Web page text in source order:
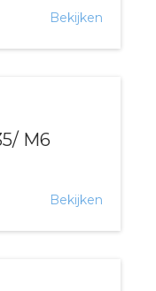
Bekijken
M6
Bekijken